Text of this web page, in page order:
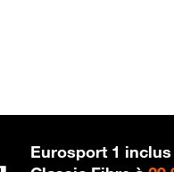
Eurosport 1